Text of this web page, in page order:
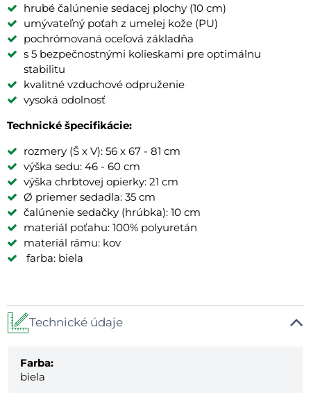
hrubé čalúnenie sedacej plochy (10 cm)
umývateľný poťah z umelej kože (PU)
pochrómovaná oceľová základňa
s 5 bezpečnostnými kolieskami pre optimálnu
stabilitu
kvalitné vzduchové odpruženie
vysoká odolnosť
Technické špecifikácie:
rozmery (Š x V): 56 x 67 - 81 cm
výška sedu: 46 - 60 cm
výška chrbtovej opierky: 21 cm
Ø priemer sedadla: 35 cm
čalúnenie sedačky (hrúbka): 10 cm
materiál poťahu: 100% polyuretán
materiál rámu: kov
farba: biela
Technické údaje
Farba:
biela